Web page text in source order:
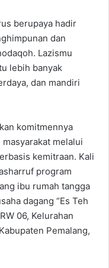
berupaya hadir
dan
Lazismu
lebih banyak
dan mandiri
komitmennya
melalui
kemitraan. Kali
program
ibu rumah tangga
dagang “Es Teh
06, Kelurahan
Pemalang,